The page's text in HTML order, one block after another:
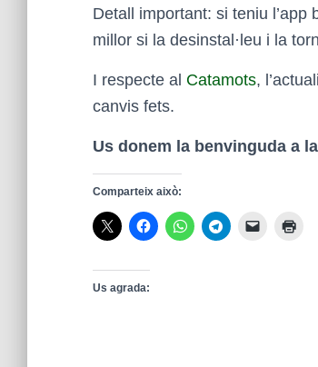
Detall important: si teniu l’app
millor si la desinstal·leu i la
I respecte al Catamots,
canvis fets.
Us donem la benvinguda a
Comparteix això:
Us agrada: